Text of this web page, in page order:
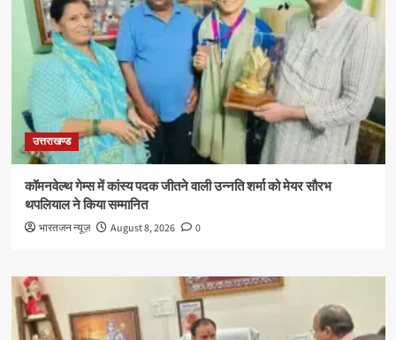
उत्तराखण्ड
कॉमनवेल्थ गेम्स में कांस्य पदक जीतने वाली उन्नति शर्मा को मेयर सौरभ
थपलियाल ने किया सम्मानित
भारतजन न्यूज़ August 8, 2026 0